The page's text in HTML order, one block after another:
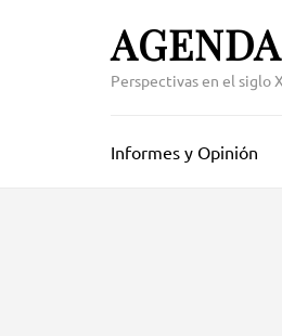
Perspectivas en el siglo
Informes y Opinión